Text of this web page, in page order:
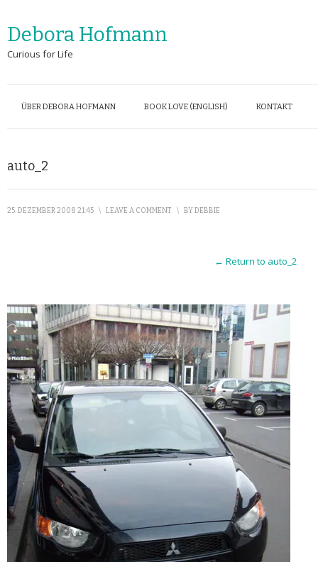
Debora Hofmann
Curious for Life
ÜBER DEBORA HOFMANN BOOK LOVE (ENGLISH) KONTAKT
auto_2
25. DEZEMBER 2008 21:45 \ LEAVE A COMMENT \ BYDEBBIE
← Return to auto_2